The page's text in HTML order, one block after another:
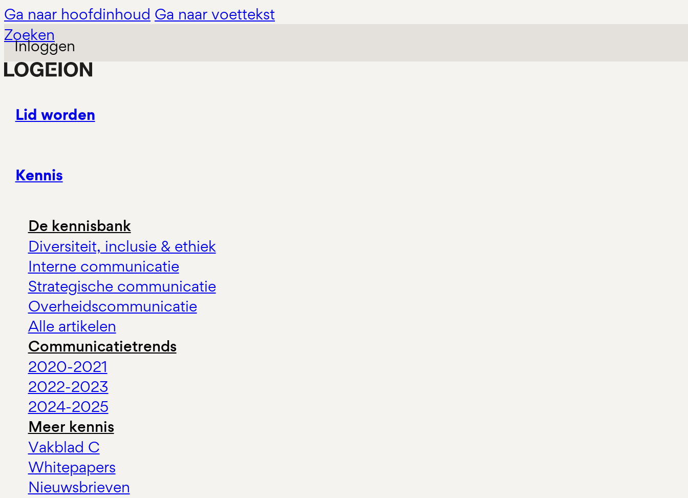
Ga naar hoofdinhoud Ga naar voettekst
Zoeken
Inloggen
Lid worden
Kennis
De kennisbank
Diversiteit, inclusie & ethiek
Interne communicatie
Strategische communicatie
Overheidscommunicatie
Alle artikelen
Communicatietrends
2020-2021
2022-2023
2024-2025
Meer kennis
Vakblad C
Whitepapers
Nieuwsbrieven